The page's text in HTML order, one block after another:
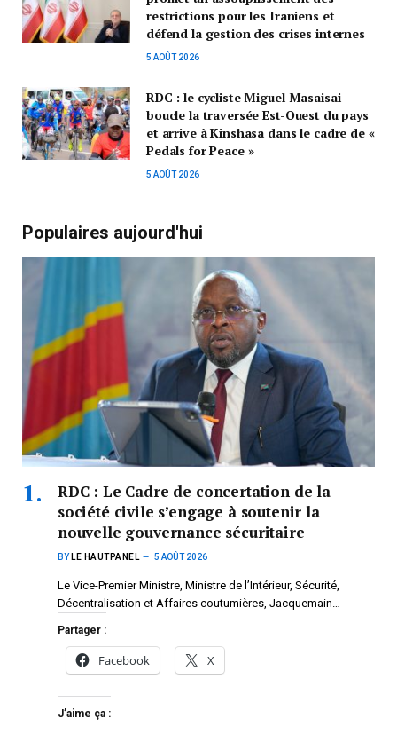
restrictions pour les Iraniens et
défend la gestion des crises internes
5 AOÛT 2026
RDC : le cycliste Miguel Masaisai
boucle la traversée Est-Ouest du pays
et arrive à Kinshasa dans le cadre de «
Pedals for Peace »
5 AOÛT 2026
Populaires aujourd'hui
RDC : Le Cadre de concertation de la
société civile s’engage à soutenir la
nouvelle gouvernance sécuritaire
BY LE HAUTPANEL 5 AOÛT 2026
Le Vice-Premier Ministre, Ministre de l’Intérieur, Sécurité,
Décentralisation et Affaires coutumières, Jacquemain…
Partager :
Facebook X
J’aime ça :